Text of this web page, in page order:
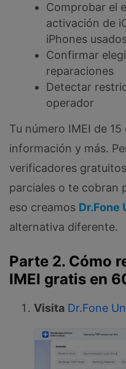
Comprobar el
activación de
iPhones
Confirmar
reparaciones
Detectar
operador
Tu número IMEI de
información y más.
verificadores
parciales o te cobran
eso creamos Dr.Fone
alternativa diferente.
Parte 2. Cómo
IMEI gratis en
Visita Dr.Fone